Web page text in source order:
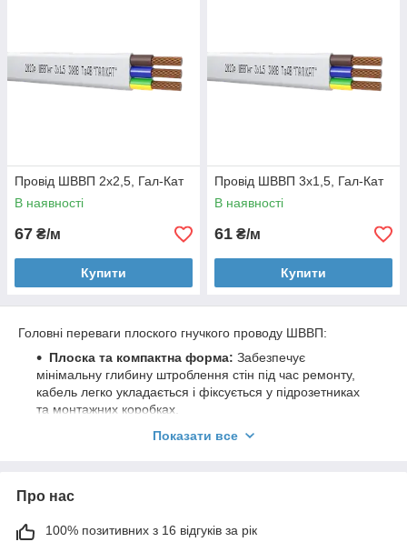
Провід ШВВП 2х2,5, Гал-Кат
В наявності
67 ₴/м
Купити
Провід ШВВП 3х1,5, Гал-Кат
В наявності
61 ₴/м
Купити
Головні переваги плоского гнучкого проводу ШВВП:
Плоска та компактна форма: Забезпечує
мінімальну глибину штроблення стін під час ремонту,
кабель легко укладається і фіксується у підрозетниках
та монтажних коробках.
Високий клас гнучкості:Жили складаються з
побутових подовжувачів.
100% електротехнічна мідь:Виготовлений
Показати все
Про нас
100% позитивних з 16 відгуків за рік